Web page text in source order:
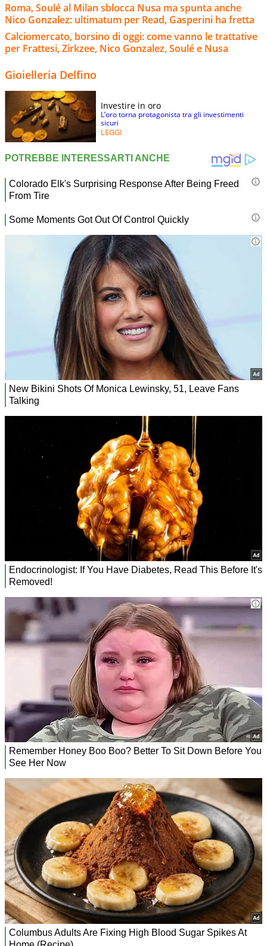
Roma, Soulé al Milan sblocca Nusa ma spunta anche
Nico Gonzalez: ultimatum per Read, Gasperini ha fretta
Calciomercato, borsino di oggi: come vanno le trattative
per Frattesi, Zirkzee, Nico Gonzalez, Soulé e Nusa
Gioielleria Delfino
Investire in oro
L’oro torna protagonista tra gli investimenti
sicuri
LEGGI